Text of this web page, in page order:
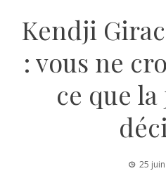
Kendji
: vous ne
ce que
25